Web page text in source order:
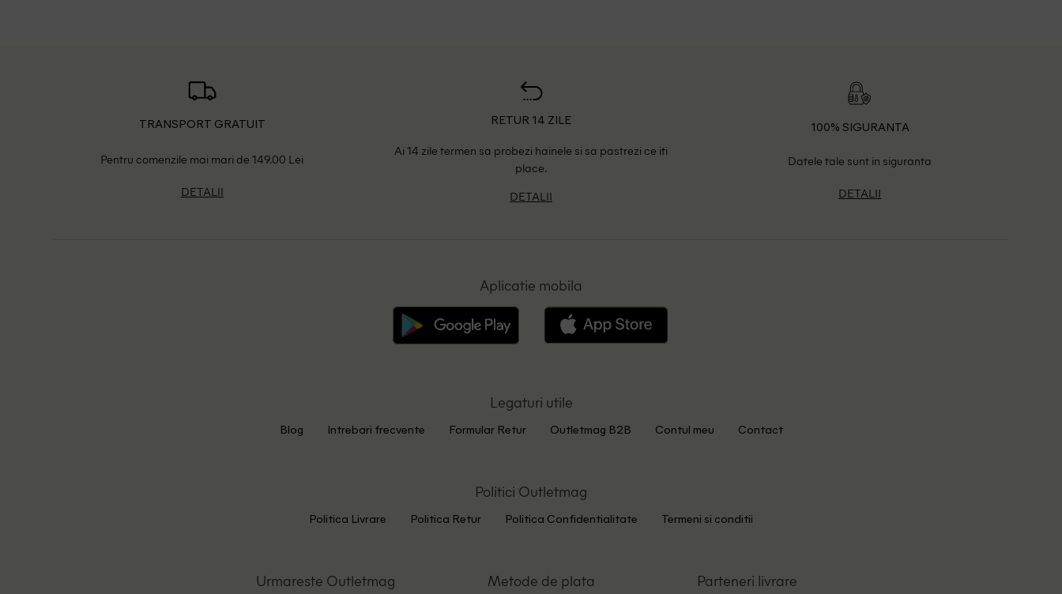
TRANSPORT GRATUIT
Pentru comenzile mai mari de 149.00 Lei
DETALII
RETUR 14 ZILE
Ai 14 zile termen sa probezi hainele si sa pastrezi ce iti
place.
DETALII
100% SIGURANTA
Datele tale sunt in siguranta
DETALII
Aplicatie mobila
Legaturi utile
Blog Intrebari frecvente Formular Retur Outletmag B2B Contul meu Contact
Politici Outletmag
Politica Livrare Politica Retur Politica Confidentialitate Termeni si conditii
Urmareste Outletmag Metode de plata Parteneri livrare